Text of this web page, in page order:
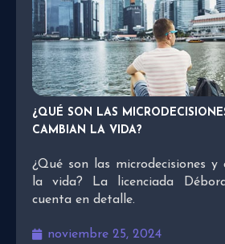
¿QUÉ SON LAS
CAMBIAN LA VIDA?
¿Qué son las microdecisiones
la vida? La licenciada
cuenta en detalle.
noviembre 25, 2024